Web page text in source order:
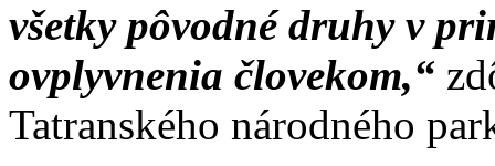
všetky pôvodné druhy v
ovplyvnenia človekom,“
Tatranského národného